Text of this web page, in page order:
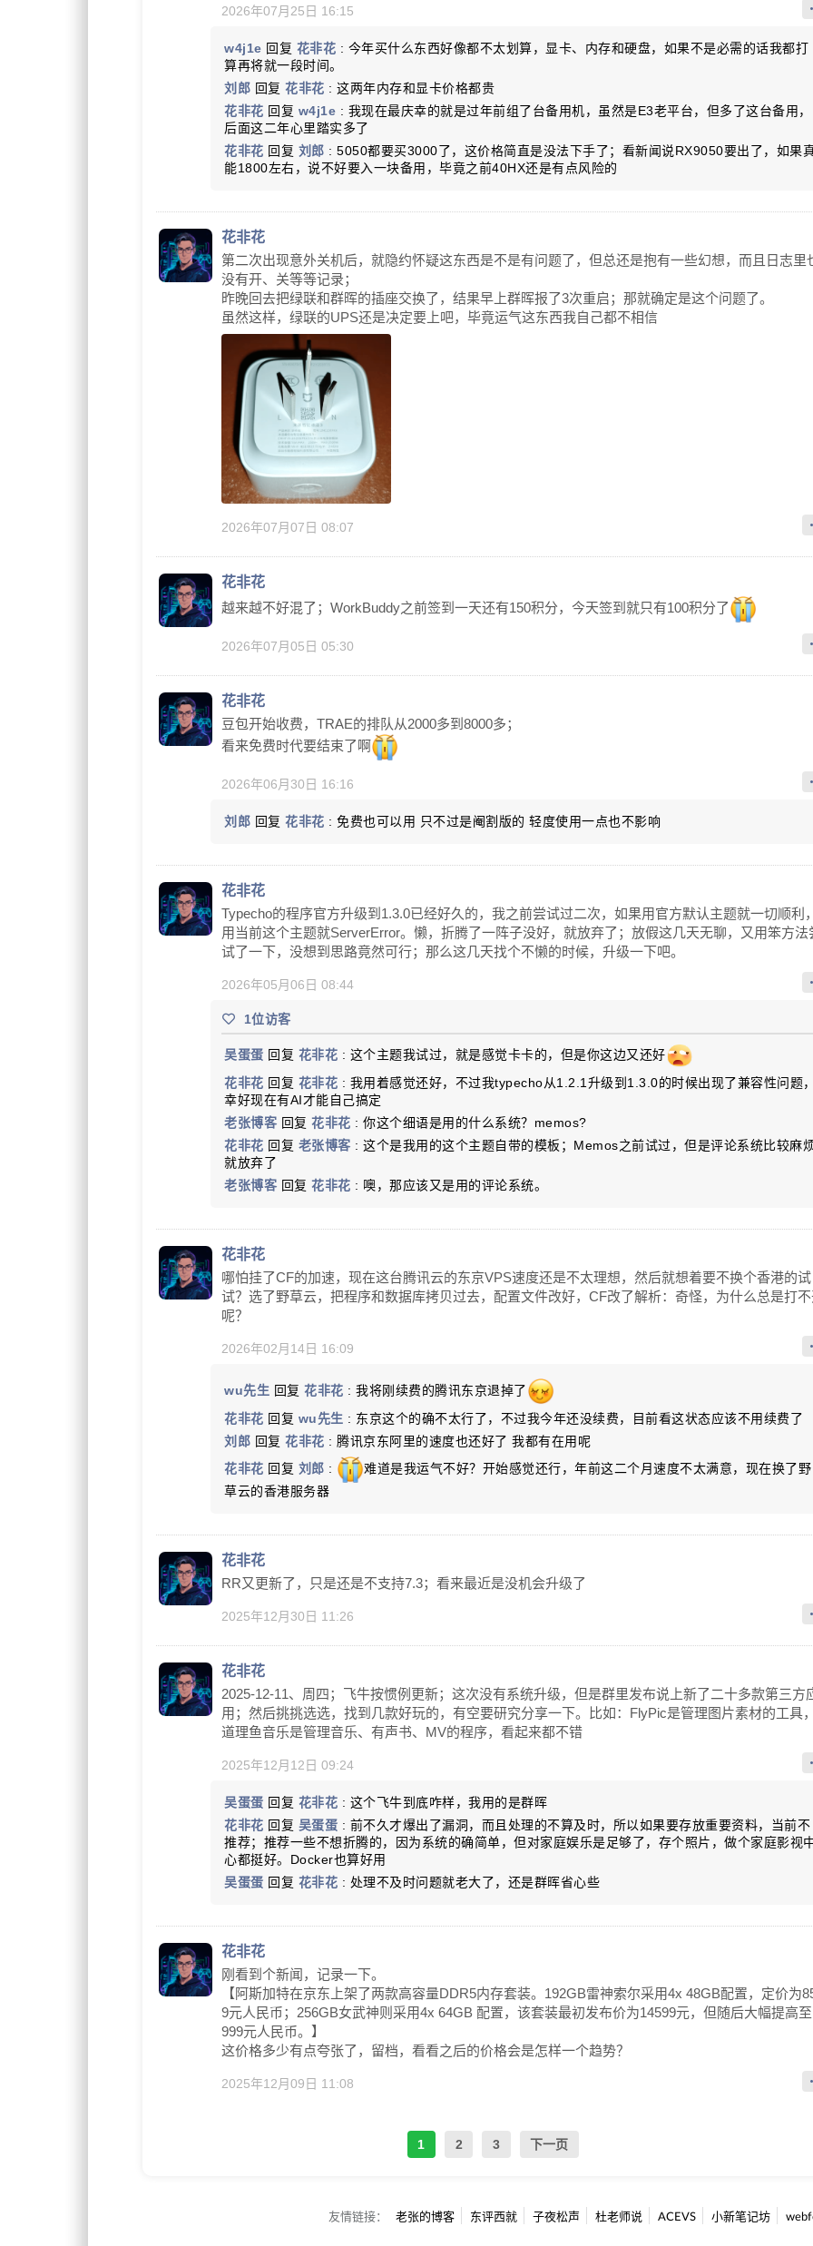
2026年07月25日 16:15
w4j1e 回复 花非花 : 今年买什么东西好像都不太划算，显卡、内存和硬盘，如果不是必需的话我都打
算再将就一段时间。
刘郎 回复 花非花 : 这两年内存和显卡价格都贵
花非花 回复 w4j1e : 我现在最庆幸的就是过年前组了台备用机，虽然是E3老平台，但多了这台备用，
后面这二年心里踏实多了
花非花 回复 刘郎 : 5050都要买3000了，这价格简直是没法下手了；看新闻说RX9050要出了，如果
能1800左右，说不好要入一块备用，毕竟之前40HX还是有点风险的
花非花
第二次出现意外关机后，就隐约怀疑这东西是不是有问题了，但总还是抱有一些幻想，而且日志里
没有开、关等等记录；
昨晚回去把绿联和群晖的插座交换了，结果早上群晖报了3次重启；那就确定是这个问题了。
虽然这样，绿联的UPS还是决定要上吧，毕竟运气这东西我自己都不相信
2026年07月07日 08:07
花非花
越来越不好混了；WorkBuddy之前签到一天还有150积分，今天签到就只有100积分了
2026年07月05日 05:30
花非花
豆包开始收费，TRAE的排队从2000多到8000多；
看来免费时代要结束了啊
2026年06月30日 16:16
刘郎 回复 花非花 : 免费也可以用 只不过是阉割版的 轻度使用一点也不影响
花非花
Typecho的程序官方升级到1.3.0已经好久的，我之前尝试过二次，如果用官方默认主题就一切顺利
用当前这个主题就ServerError。懒，折腾了一阵子没好，就放弃了；放假这几天无聊，又用笨方法
试了一下，没想到思路竟然可行；那么这几天找个不懒的时候，升级一下吧。
2026年05月06日 08:44
1位访客
吴蛋蛋 回复 花非花 : 这个主题我试过，就是感觉卡卡的，但是你这边又还好
花非花 回复 花非花 : 我用着感觉还好，不过我typecho从1.2.1升级到1.3.0的时候出现了兼容性问题
幸好现在有AI才能自己搞定
老张博客 回复 花非花 : 你这个细语是用的什么系统？memos?
花非花 回复 老张博客 : 这个是我用的这个主题自带的模板；Memos之前试过，但是评论系统比较麻
就放弃了
老张博客 回复 花非花 : 噢，那应该又是用的评论系统。
花非花
哪怕挂了CF的加速，现在这台腾讯云的东京VPS速度还是不太理想，然后就想着要不换个香港的试
试？选了野草云，把程序和数据库拷贝过去，配置文件改好，CF改了解析：奇怪，为什么总是打
呢？
2026年02月14日 16:09
wu先生 回复 花非花 : 我将刚续费的腾讯东京退掉了
花非花 回复 wu先生 : 东京这个的确不太行了，不过我今年还没续费，目前看这状态应该不用续费了
刘郎 回复 花非花 : 腾讯京东阿里的速度也还好了 我都有在用呢
花非花 回复 刘郎 :
难道是我运气不好？开始感觉还行，年前这二个月速度不太满意，现在换了野
草云的香港服务器
花非花
RR又更新了，只是还是不支持7.3；看来最近是没机会升级了
2025年12月30日 11:26
花非花
2025-12-11、周四；飞牛按惯例更新；这次没有系统升级，但是群里发布说上新了二十多款第三方
用；然后挑挑选选，找到几款好玩的，有空要研究分享一下。比如：FlyPic是管理图片素材的工具
道理鱼音乐是管理音乐、有声书、MV的程序，看起来都不错
2025年12月12日 09:24
吴蛋蛋 回复 花非花 : 这个飞牛到底咋样，我用的是群晖
花非花 回复 吴蛋蛋 : 前不久才爆出了漏洞，而且处理的不算及时，所以如果要存放重要资料，当前不
推荐；推荐一些不想折腾的，因为系统的确简单，但对家庭娱乐是足够了，存个照片，做个家庭影视
心都挺好。Docker也算好用
吴蛋蛋 回复 花非花 : 处理不及时问题就老大了，还是群晖省心些
花非花
刚看到个新闻，记录一下。
【阿斯加特在京东上架了两款高容量DDR5内存套装。192GB雷神索尔采用4x 48GB配置，定价为
9元人民币；256GB女武神则采用4x 64GB 配置，该套装最初发布价为14599元，但随后大幅提高
999元人民币。】
这价格多少有点夸张了，留档，看看之后的价格会是怎样一个趋势？
2025年12月09日 11:08
1 2 3 下一页
友情链接： 老张的博客 东评西就 子夜松声 杜老师说 ACEVS 小新笔记坊